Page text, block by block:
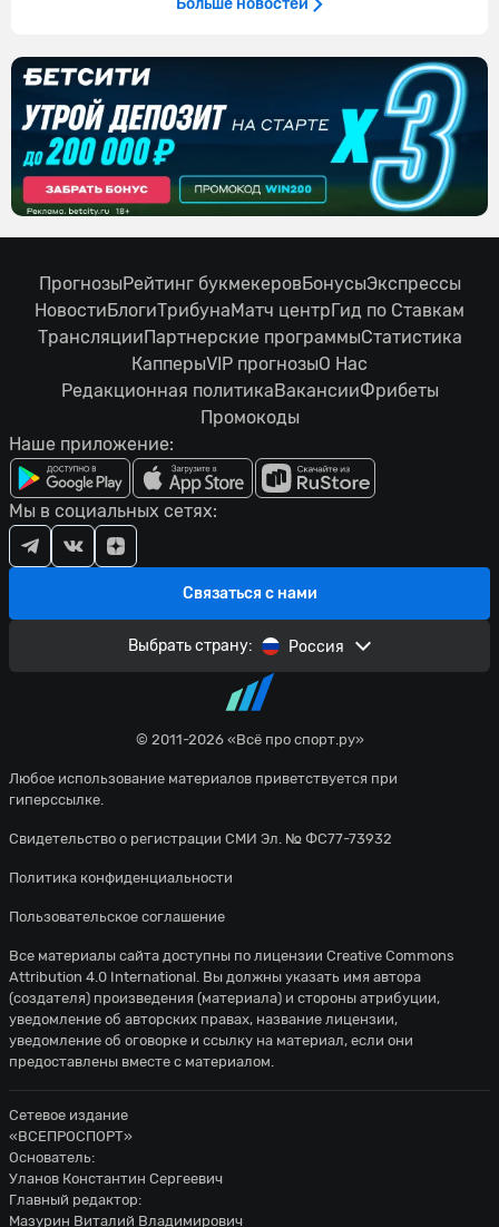
Больше новостей
© 2011-2026 «Всё про спорт.ру»
Любое использование материалов приветствуется при
гиперссылке.
Свидетельство о регистрации СМИ Эл. № ФС77-73932
Политика конфиденциальности
Пользовательское соглашение
ПрогнозыРейтинг букмекеровБонусыЭкспрессы
НовостиБлогиТрибунаМатч центрГид по Ставкам
ТрансляцииПартнерские программыСтатистика
КапперыVIP прогнозыО Нас
Редакционная политикаВакансииФрибеты
Промокоды
Наше приложение:
Связаться с нами
Мы в социальных сетях:
Выбрать страну: Россия
Все материалы сайта доступны по лицензии Creative Commons
Attribution 4.0 International. Вы должны указать имя автора
(создателя) произведения (материала) и стороны атрибуции,
уведомление об авторских правах, название лицензии,
уведомление об оговорке и ссылку на материал, если они
предоставлены вместе с материалом.
Сетевое издание
«ВСЕПРОСПОРТ»
Основатель:
Уланов Константин Сергеевич
Главный редактор:
Мазурин Виталий Владимирович